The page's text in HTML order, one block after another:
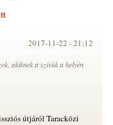
2017-11-22 -21:12
akiknek a szívük a helyén
útjáról Taracközi